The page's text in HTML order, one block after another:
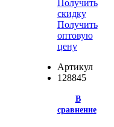
Получить
скидку
Получить
оптовую
цену
Артикул
128845
В
сравнение